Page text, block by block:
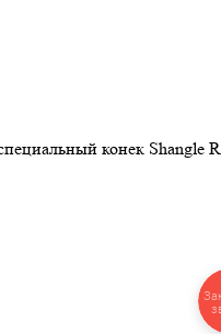
конек Shangle